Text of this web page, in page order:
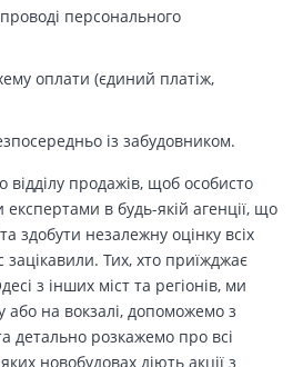
персонального
оплати (єдиний платіж,
із забудовником.
продажів, щоб особисто
в будь-якій агенції, що
здобути незалежну оцінку всіх
зацікавили. Тих, хто приїжджає
з інших міст та регіонів, ми
або на вокзалі, допоможемо з
детально розкажемо про всі
новобудовах діють акції з